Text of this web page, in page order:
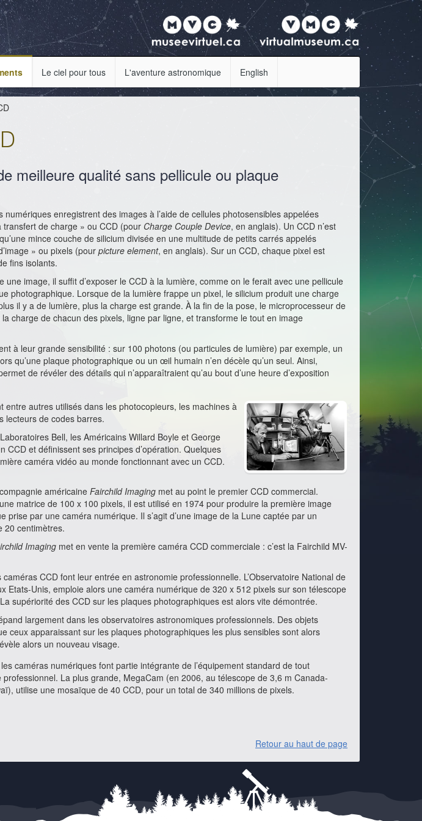
Le ciel pour tous L'aventure astronomique English
meilleure qualité sans pellicule ou plaque
numériques enregistrent des images à l’aide de cellules photosensibles appelées
transfert de charge » ou CCD (pour Charge Couple Device, en anglais). Un CCD n’est
mince couche de silicium divisée en une multitude de petits carrés appelés
» ou pixels (pour picture element, en anglais). Sur un CCD, chaque pixel est
fins isolants.
une image, il suffit d’exposer le CCD à la lumière, comme on le ferait avec une pellicule
photographique. Lorsque de la lumière frappe un pixel, le silicium produit une charge
il y a de lumière, plus la charge est grande. À la fin de la pose, le microprocesseur de
charge de chacun des pixels, ligne par ligne, et transforme le tout en image
à leur grande sensibilité : sur 100 photons (ou particules de lumière) par exemple, un
qu’une plaque photographique ou un œil humain n’en décèle qu’un seul. Ainsi,
de révéler des détails qui n’apparaîtraient qu’au bout d’une heure d’exposition
entre autres utilisés dans les photocopieurs, les machines à
lecteurs de codes barres.
Bell, les Américains Willard Boyle et George
CCD et définissent ses principes d’opération. Quelques
caméra vidéo au monde fonctionnant avec un CCD.
américaineFairchild Imagingmet au point le premier CCD commercial.
matrice de 100 x 100 pixels, il est utilisé en 1974 pour produire la première image
prise par une caméra numérique. Il s’agit d’une image de la Lune captée par un
20 centimètres.
Imagingmet en vente la première caméra CCD commerciale : c’est la Fairchild MV-
caméras CCD font leur entrée en astronomie professionnelle. L’Observatoire National de
Etats-Unis, emploie alors une caméra numérique de 320 x 512 pixels sur son télescope
supériorité des CCD sur les plaques photographiques est alors vite démontrée.
largement dans les observatoires astronomiques professionnels. Des objets
ceux apparaissant sur les plaques photographiques les plus sensibles sont alors
alors un nouveau visage.
les caméras numériques font partie intégrante de l’équipement standard de tout
professionnel. La plus grande, MegaCam (en 2006, au télescope de 3,6 m Canada-
utilise une mosaïque de 40 CCD, pour un total de 340 millions de pixels.
Retour au haut de page